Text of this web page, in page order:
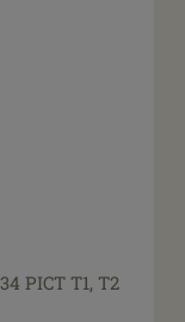
PICT T1, T2